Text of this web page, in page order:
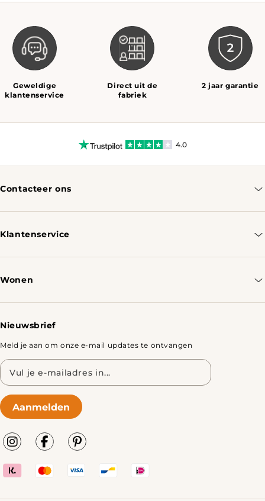
Geweldige
klantenservice
Direct uit de
fabriek
2 jaar garantie
4.0
Contacteer ons
Klantenservice
Wonen
Nieuwsbrief
Meld je aan om onze e-mail updates te ontvangen
E-
mailadres
Aanmelden